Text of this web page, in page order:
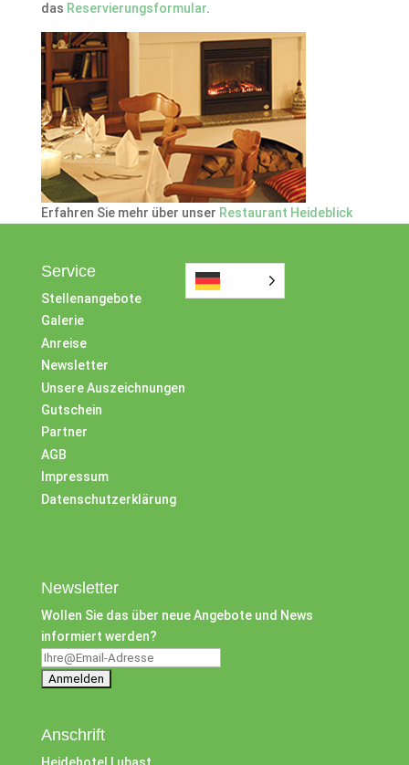
das Reservierungsformular.
Erfahren Sie mehr über unser Restaurant Heideblick
Service
Stellenangebote
Galerie
Anreise
Newsletter
Unsere Auszeichnungen
Gutschein
Partner
AGB
Impressum
Datenschutzerklärung
Newsletter
Wollen Sie das über neue Angebote und News
informiert werden?
Anschrift